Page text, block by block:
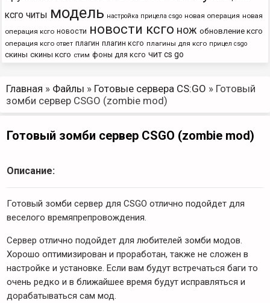
ксго читы модель настройка прицела csgo новая операция новая
операция ксго новости новости ксго нож обновление ксго
операция ксго ответ плагин плагин ксго плагины для ксго прицел csgo
скины скины ксго стим фоны для ксго чит cs go
Главная » Файлы » Готовые сервера CS:GO » Готовый
зомби сервер CSGO (zombie mod)
Готовый зомби сервер CSGO (zombie mod)
Описание:
Готовый зомби сервер для CSGO отлично подойдет для
веселого времяпрепровождения.
Сервер отлично подойдет для любителей зомби модов.
Хорошо оптимизирован и проработан, также не сложен в
настройке и установке. Если вам будут встречаться баги то
очень редко и в ближайшее время будут исправляться и
дорабатываться сам мод.